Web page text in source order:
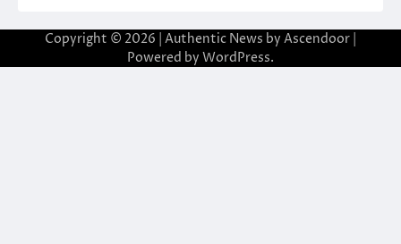
Copyright © 2026 | Authentic News by Ascendoor
Powered by WordPress.